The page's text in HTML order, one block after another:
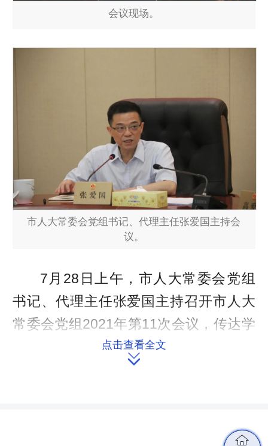
会议现场。
市人大常委会党组书记、代理主任张爱国主持会
议。
7月28日上午，市人大常委会党组
书记、代理主任张爱国主持召开市人大
常委会党组2021年第11次会议，传达学
习省委人大工作会议精神。
发展的极其重要的会议。省委书记、省
点击查看全文
